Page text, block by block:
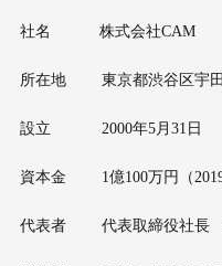
社名 株式会社CAM
所在地 東京都渋谷区宇田
設立 2000年5月31日
資本金 1億100万円（2019
代表者 代表取締役社長